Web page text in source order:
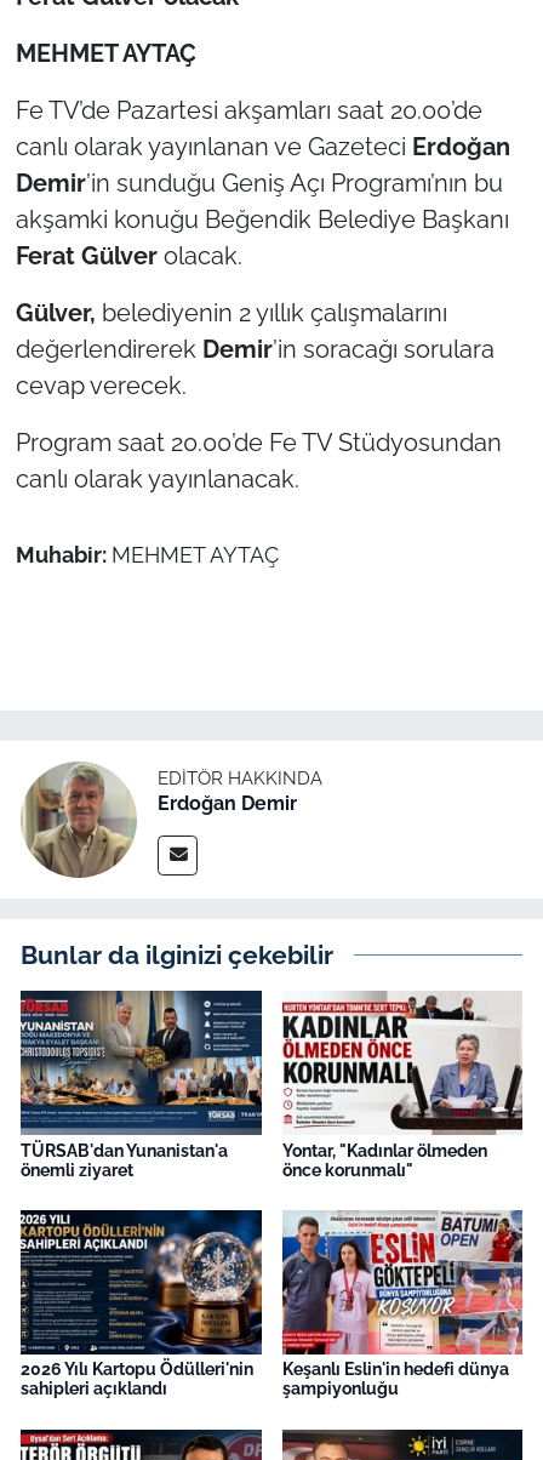
MEHMET AYTAÇ
Fe TV’de Pazartesi akşamları saat 20.00’de
canlı olarak yayınlanan ve Gazeteci Erdoğan
Demir’in sunduğu Geniş Açı Programı’nın bu
akşamki konuğu Beğendik Belediye Başkanı
Ferat Gülver olacak.
Gülver, belediyenin 2 yıllık çalışmalarını
değerlendirerekDemir’in soracağı sorulara
cevap verecek.
Program saat 20.00’de Fe TV Stüdyosundan
canlı olarak yayınlanacak.
Muhabir: MEHMET AYTAÇ
EDITÖR HAKKINDA
Erdoğan Demir
Bunlar da ilginizi çekebilir
TÜRSAB'dan Yunanistan'a
önemli ziyaret
Yontar, "Kadınlar ölmeden
önce korunmalı"
2026 Yılı Kartopu Ödülleri'nin
sahipleri açıklandı
Keşanlı Eslin'in hedefi dünya
şampiyonluğu
TEKİRDAĞ
KIRKLARELİ
ÇANAKKALE
TÜRKİYE
Güvenlik
Politika
Flaş Haber
Bilim Teknoloji
English News
Genel-A
Gündem-Eğitim